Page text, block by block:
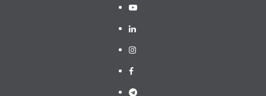
YouTube
LinkedIn
Instagram
Facebook
Telegram